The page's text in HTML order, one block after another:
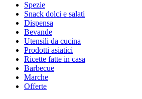
Spezie
Snack dolci e salati
Dispensa
Bevande
Utensili da cucina
Prodotti asiatici
Ricette fatte in casa
Barbecue
Marche
Offerte